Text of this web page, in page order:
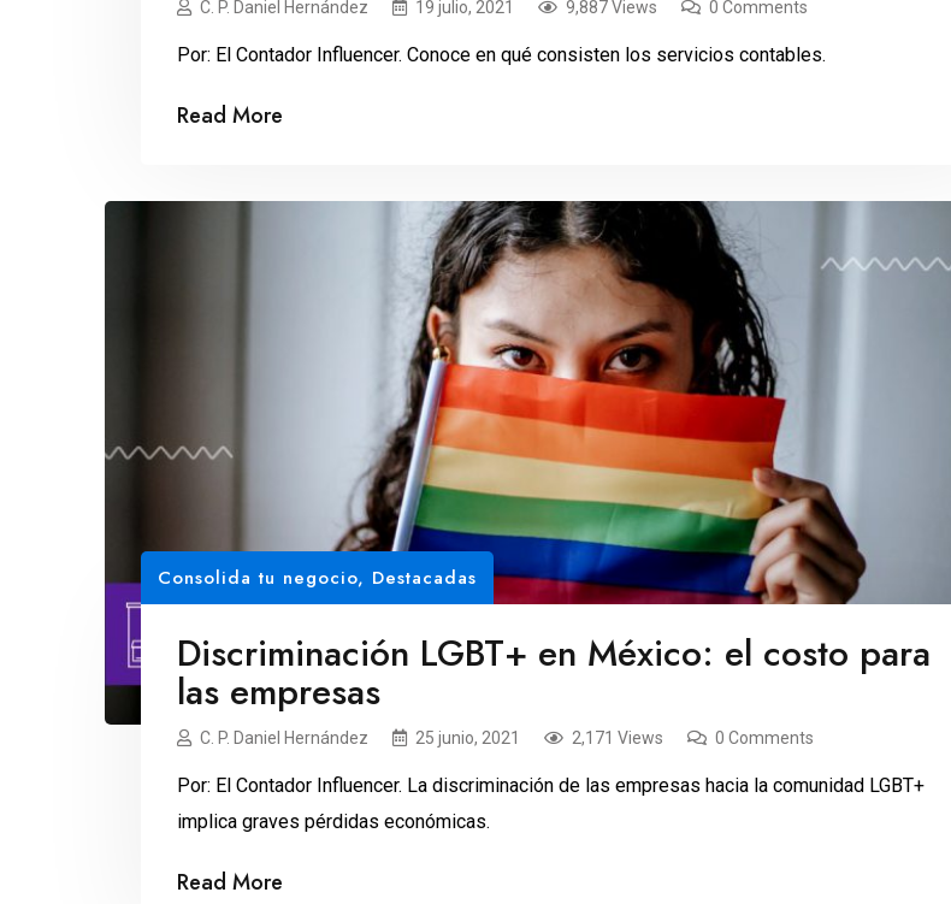
C. P. Daniel Hernández 19 julio, 2021 9,887 Views 0 Comments
Por: El Contador Influencer. Conoce en qué consisten los servicios contables.
Read More
Consolida tu negocio, Destacadas
Discriminación LGBT+ en México: el costo para
las empresas
C. P. Daniel Hernández 25 junio, 2021 2,171 Views 0 Comments
Por: El Contador Influencer. La discriminación de las empresas hacia la comunidad LGBT+
implica graves pérdidas económicas.
Read More